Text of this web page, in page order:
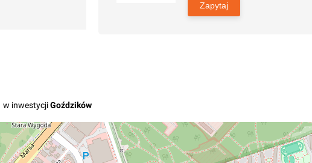
Zapytaj
w inwestycjiGoździków